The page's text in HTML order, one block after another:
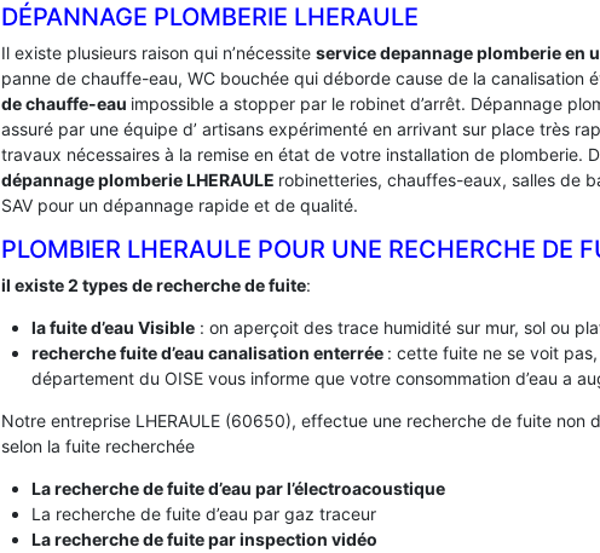
DÉPANNAGE PLOMBERIE LHERAULE
Il existe plusieurs raison qui n’nécessite service depannage plomberie en
panne de chauffe-eau, WC bouchée qui déborde cause de la canalisation
de chauffe-eau impossible a stopper par le robinet d’arrêt. Dépannage
assuré par une équipe d’ artisans expérimenté en arrivant sur place très
travaux nécessaires à la remise en état de votre installation de plomberie.
dépannage plomberie LHERAULE robinetteries, chauffes-eaux, salles de
SAV pour un dépannage rapide et de qualité.
PLOMBIER LHERAULE POUR UNE RECHERCHE DE
il existe 2 types de recherche de fuite:
la fuite d’eau Visible: on aperçoit des trace humidité sur mur, sol ou
recherche fuite d’eau canalisation enterrée : cette fuite ne se voit
département du OISE vous informe que votre consommation d’eau a
Notre entreprise LHERAULE (60650), effectue une recherche de fuite non
selon la fuite recherchée
La recherche de fuite d’eau par l’électroacoustique
La recherche de fuite d’eau par gaz traceur
La recherche de fuite par inspection vidéo